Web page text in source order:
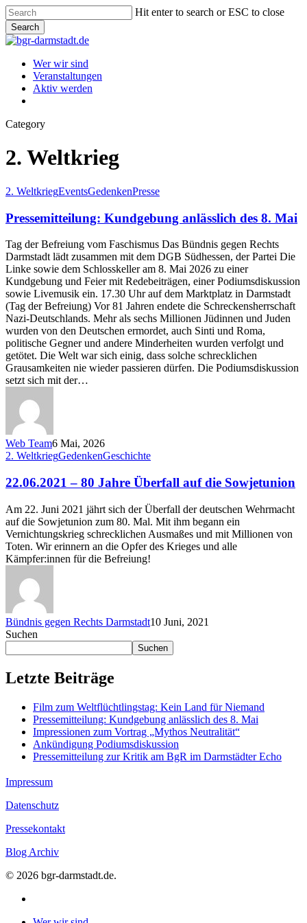
Skip
to
main
content
Hit enter to search or ESC to close
Search
Close
Menu
Wer wir sind
Veranstaltungen
Aktiv werden
Category
2. Weltkrieg
Pressemitteilung:
anlässlich
des
8.
Mai
2. WeltkriegEventsGedenkenPresse
Pressemitteilung: Kundgebung anlässlich des 8. Mai
Tag der Befreiung vom Faschismus Das Bündnis gegen Rechts
Darmstadt lädt zusammen mit dem DGB Südhessen, der Partei Die
Linke sowie dem Schlosskeller am 8. Mai 2026 zu einer
Kundgebung und Feier mit Redebeiträgen, einer Podiumsdiskussion
sowie Livemusik ein. 17.30 Uhr auf dem Marktplatz in Darmstadt
(Tag der Befreiung) Vor 81 Jahren endete die Schreckensherrschaft
Nazi-Deutschlands. Mehr als sechs Millionen Jüdinnen und Juden
wurden von den Deutschen ermordet, auch Sinti und Roma,
politische Gegner und andere Minderheiten wurden verfolgt und
getötet. Die Welt war sich einig, dass solche schrecklichen
Grausamkeiten nie wieder passieren dürfen. Die Podiumsdiskussion
setzt sich mit der…
Web Team6 Mai, 2026
22.06.2021
80
Jahre
Überfall
auf
die
Sowjetunion
2. WeltkriegGedenkenGeschichte
22.06.2021 – 80 Jahre Überfall auf die Sowjetunion
Am 22. Juni 2021 jährt sich der Überfall der deutschen Wehrmacht
auf die Sowjetunion zum 80. Mal. Mit ihm begann ein
Vernichtungskrieg schrecklichen Ausmaßes und mit Millionen von
Toten. Wir erinnern an die Opfer des Krieges und alle
Kämpfer:innen für die Befreiung!
Bündnis gegen Rechts Darmstadt10 Juni, 2021
Suchen
Suchen
Letzte Beiträge
Film zum Weltflüchtlingstag: Kein Land für Niemand
Pressemitteilung: Kundgebung anlässlich des 8. Mai
Impressionen zum Vortrag „Mythos Neutralität“
Ankündigung Podiumsdiskussion
Pressemitteilung zur Kritik am BgR im Darmstädter Echo
Impressum
Datenschutz
Pressekontakt
Blog Archiv
© 2026 bgr-darmstadt.de.